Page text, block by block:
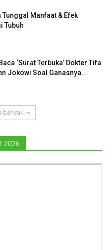
Tunggal Manfaat & Efek
Tubuh
‘Surat Terbuka’ Dokter Tifa
Jokowi Soal Ganasnya...
banyak
2026